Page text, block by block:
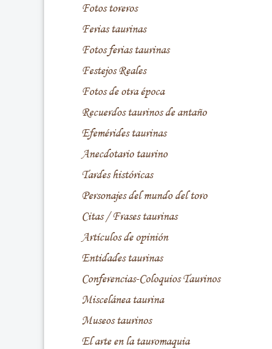
Fotos toreros
Ferias taurinas
Fotos ferias taurinas
Festejos Reales
Fotos de otra época
Recuerdos taurinos de antaño
Efemérides taurinas
Anecdotario taurino
Tardes históricas
Personajes del mundo del toro
Citas / Frases taurinas
Artículos de opinión
Entidades taurinas
Conferencias-Coloquios Taurinos
Miscelánea taurina
Museos taurinos
El arte en la tauromaquia